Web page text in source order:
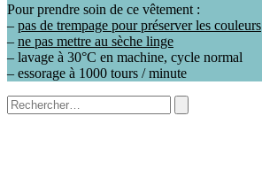
Pour prendre soin de ce vêtement :
– pas de trempage pour préserver les couleurs
– ne pas mettre au sèche linge
– lavage à 30°C en machine, cycle normal
– essorage à 1000 tours / minute